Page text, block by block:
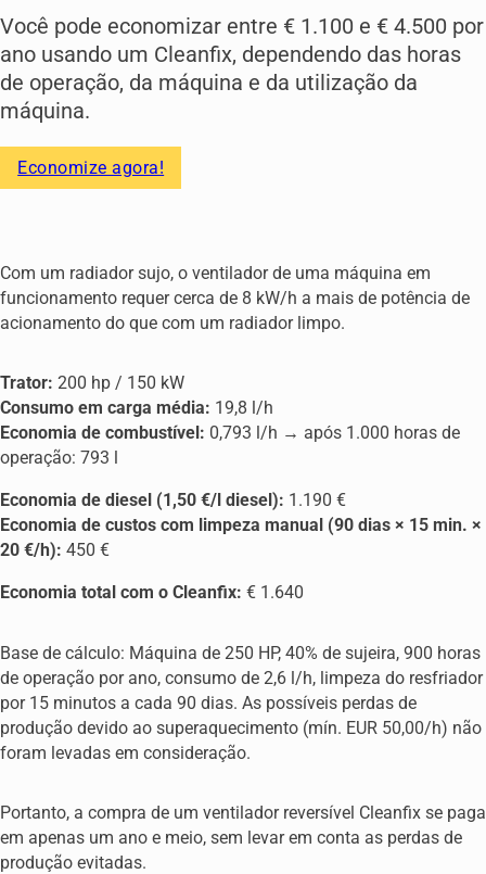
Você pode economizar entre € 1.100 e € 4.500 por
ano usando um Cleanfix, dependendo das horas
de operação, da máquina e da utilização da
máquina.
Economize agora!
Com um radiador sujo, o ventilador de uma máquina em
funcionamento requer cerca de 8 kW/h a mais de potência de
acionamento do que com um radiador limpo.
Trator: 200 hp / 150 kW
Consumo em carga média: 19,8 l/h
Economia de combustível: 0,793 l/h → após 1.000 horas de
operação: 793 l
Economia de diesel (1,50 €/l diesel): 1.190 €
Economia de custos com limpeza manual (90 dias × 15 min. ×
20 €/h): 450 €
Economia total com o Cleanfix: € 1.640
Base de cálculo: Máquina de 250 HP, 40% de sujeira, 900 horas
de operação por ano, consumo de 2,6 l/h, limpeza do resfriador
por 15 minutos a cada 90 dias. As possíveis perdas de
produção devido ao superaquecimento (mín. EUR 50,00/h) não
foram levadas em consideração.
Portanto, a compra de um ventilador reversível Cleanfix se paga
em apenas um ano e meio, sem levar em conta as perdas de
produção evitadas.